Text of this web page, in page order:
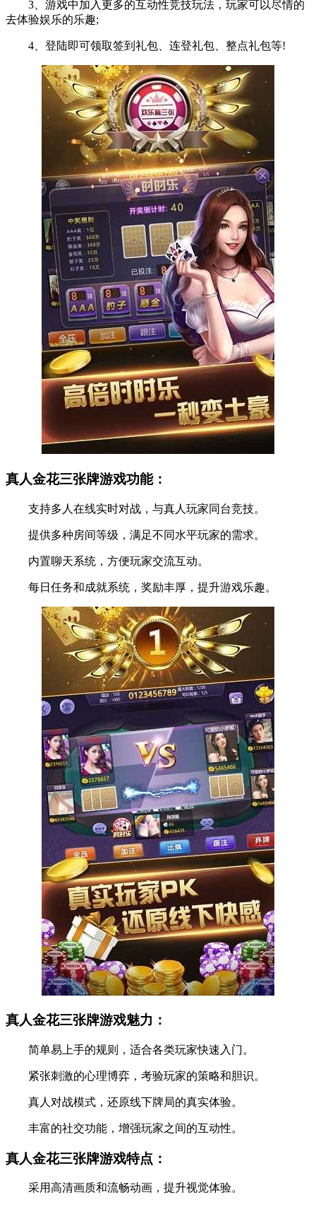
3、游戏中加入更多的互动性竞技玩法，玩家可以尽情的
去体验娱乐的乐趣;
4、登陆即可领取签到礼包、连登礼包、整点礼包等!
真人金花三张牌游戏功能：
支持多人在线实时对战，与真人玩家同台竞技。
提供多种房间等级，满足不同水平玩家的需求。
内置聊天系统，方便玩家交流互动。
每日任务和成就系统，奖励丰厚，提升游戏乐趣。
真人金花三张牌游戏魅力：
简单易上手的规则，适合各类玩家快速入门。
紧张刺激的心理博弈，考验玩家的策略和胆识。
真人对战模式，还原线下牌局的真实体验。
丰富的社交功能，增强玩家之间的互动性。
真人金花三张牌游戏特点：
采用高清画质和流畅动画，提升视觉体验。